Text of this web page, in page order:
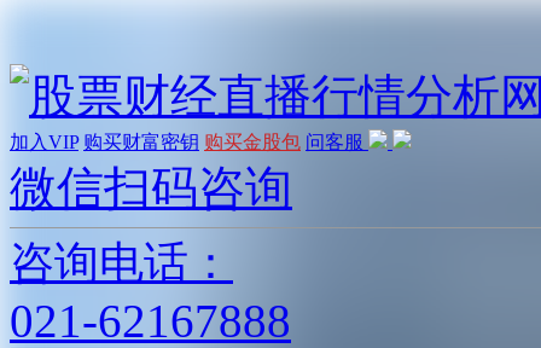
加入VIP 购买财富密钥 购买金股包 问客服
微信扫码咨询
咨询电话：
021-62167888